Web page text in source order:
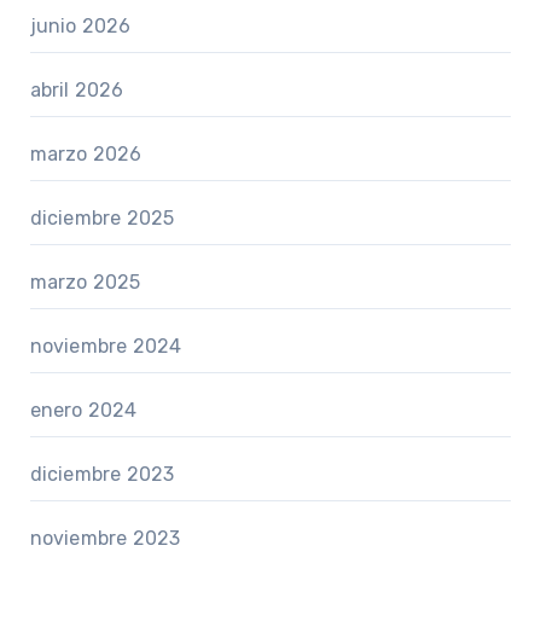
junio 2026
abril 2026
marzo 2026
diciembre 2025
marzo 2025
noviembre 2024
enero 2024
diciembre 2023
noviembre 2023